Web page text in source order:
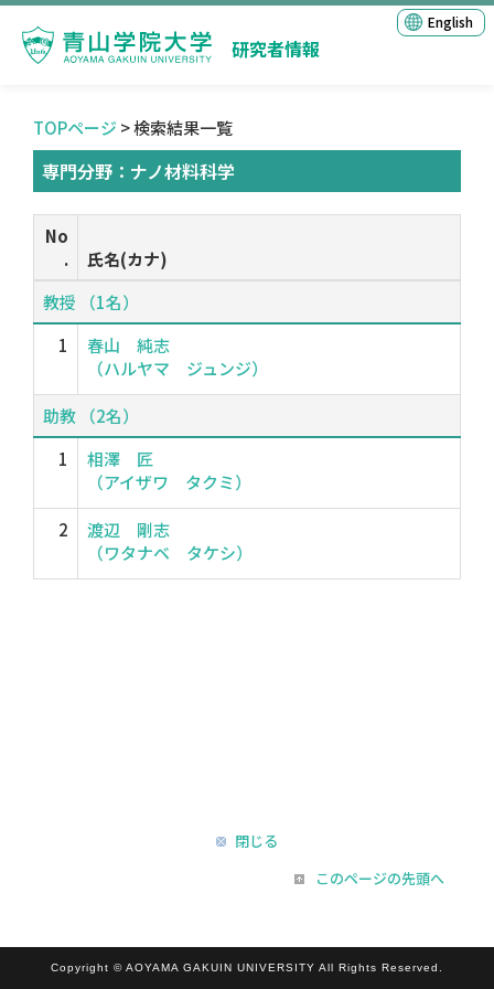
研究者情報
English
TOPページ > 検索結果一覧
専門分野：ナノ材料科学
No
.
氏名(カナ)
教授 （1名）
1
春山 純志
（ハルヤマ ジュンジ）
助教 （2名）
1
相澤 匠
（アイザワ タクミ）
2
渡辺 剛志
（ワタナベ タケシ）
閉じる
このページの先頭へ
Copyright © AOYAMA GAKUIN UNIVERSITY All Rights Reserved.